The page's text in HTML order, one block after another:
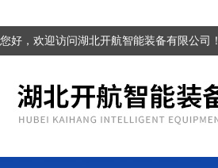
您好，欢迎访问湖北开航智能装备有限公司！